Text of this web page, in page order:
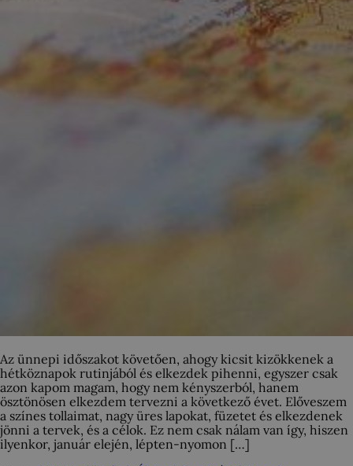
Az ünnepi időszakot követően, ahogy kicsit kizökkenek a
hétköznapok rutinjából és elkezdek pihenni, egyszer csak
azon kapom magam, hogy nem kényszerból, hanem
ösztönösen elkezdem tervezni a következő évet. Előveszem
a színes tollaimat, nagy üres lapokat, füzetet és elkezdenek
jönni a tervek, és a célok. Ez nem csak nálam van így, hiszen
ilyenkor, január elején, lépten-nyomon […]